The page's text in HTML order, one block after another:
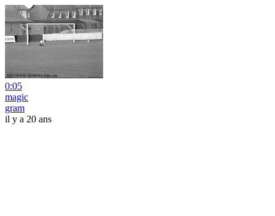
0:05
magic
gram
il y a 20 ans